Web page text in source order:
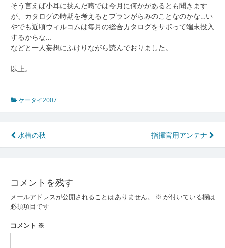
そう言えば小耳に挟んだ噂では今月に何かがあるとも聞きます
が、カタログの時期を考えるとプランがらみのことなのかな…い
やでも近頃ウィルコムは毎月の総合カタログをサボって端末投入
するからな…
などと一人妄想にふけりながら読んでおりました。
以上。
ケータイ2007
投
稿
ビ
ゲ
ー
シ
水槽の秋 指揮官用アンテナ
コメントを残す
メールアドレスが公開されることはありません。 ※ が付いている欄は
必須項目です
コメント ※